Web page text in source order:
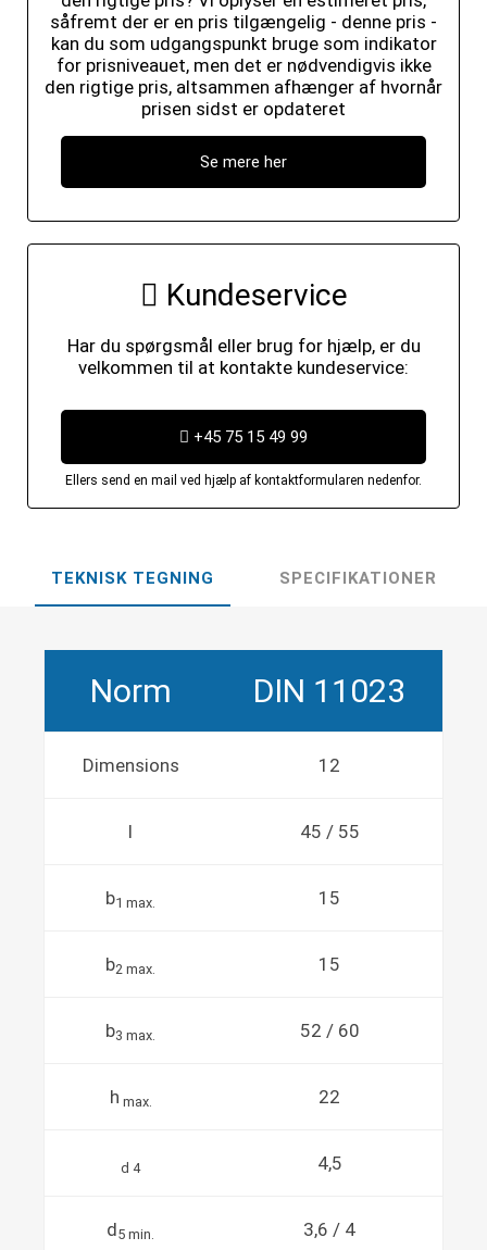
såfremt der er en pris tilgængelig - denne pris -
kan du som udgangspunkt bruge som indikator
for prisniveauet, men det er nødvendigvis ikke
den rigtige pris, altsammen afhænger af hvornår
prisen sidst er opdateret
Se mere her
Kundeservice
Har du spørgsmål eller brug for hjælp, er du
velkommen til at kontakte kundeservice:
+45 75 15 49 99
Ellers send en mail ved hjælp af kontaktformularen nedenfor.
TEKNISK TEGNING SPECIFIKATIONER
Norm DIN 11023
Dimensions 12
l 45 / 55
b1 max. 15
b2 max. 15
b3 max. 52 / 60
h max. 22
d 4 4,5
d5 min. 3,6 / 4